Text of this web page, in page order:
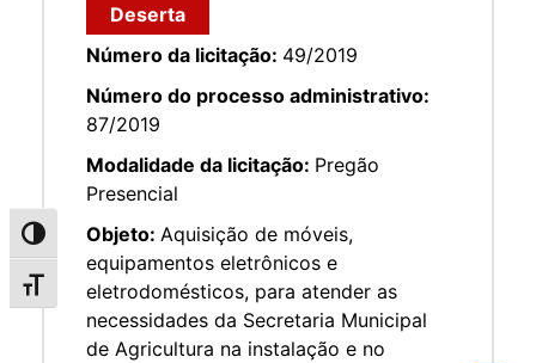
Alternar alto contraste
Alternar tamanho da fonte
Deserta
Número da licitação: 49/2019
Número do processo administrativo:
87/2019
Modalidade da licitação: Pregão
Presencial
Objeto: Aquisição de móveis,
equipamentos eletrônicos e
eletrodomésticos, para atender as
necessidades da Secretaria Municipal
de Agricultura na instalação e no